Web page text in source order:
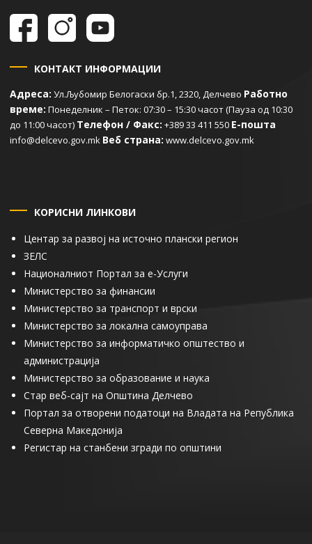
КОНТАКТ ИНФОРМАЦИИ
Адреса: Ул.Љубомир Белогаски бр.1, 2320, Делчево Работно
време: Понеделник – Петок: 07:30 – 15:30 часот (Пауза од 10:30
до 11:00 часот) Телефон / Факс: +389 33 411 550 Е-пошта
info@delcevo.gov.mk Веб страна: www.delcevo.gov.mk
КОРИСНИ ЛИНКОВИ
Центар за развој на источно плански регион
ЗЕЛС
Националниот Портал за е-Услуги
Министерство за финансии
Министерство за транспорт и врски
Министерство за локална самоуправа
Министерство за информатичко општество и
администрација
Министерство за образование и наука
Стар веб-сајт на Општина Делчево
Портал за отворени податоци на Владата на Република
Северна Македонија
Регистар на станбени згради по општини